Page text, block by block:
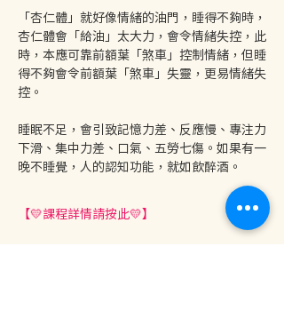
「杏仁體」就好像情緒的油門，睡得不夠時，
杏仁體會「給油」太大力，會令情緒失控，此
時，本應可靠前額葉「煞車」控制情緒，但睡
得不夠會令前額葉「煞車」失靈，更易情緒失
控。
睡眠不足，會引致記憶力差、反應慢、專注力
下滑、集中力差、口氣、五勞七傷。如果有一
晚不睡覺，人的認知功能，就如飲醉酒。
【💛課程詳情請按此💛】